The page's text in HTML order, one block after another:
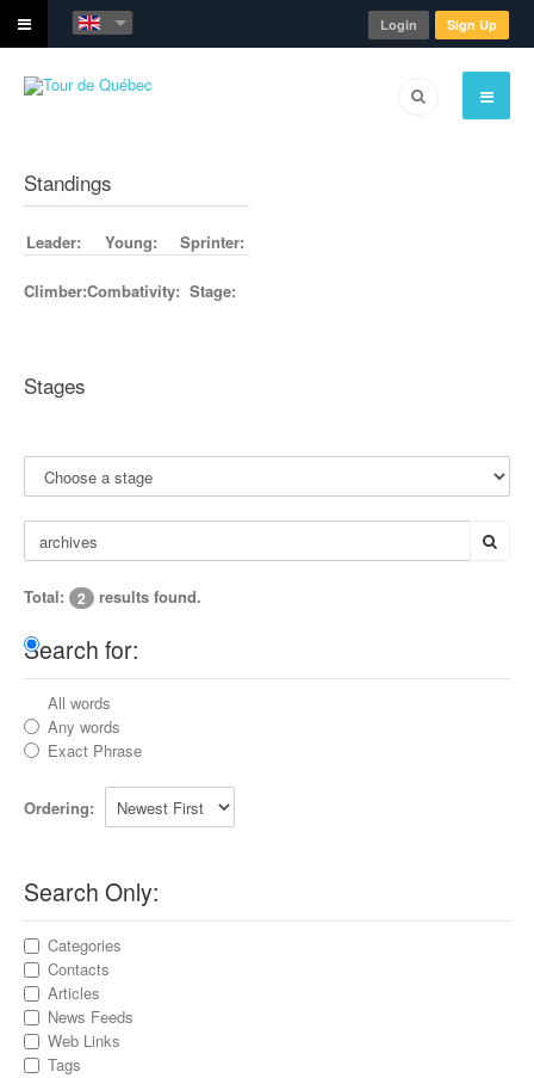
Login Sign Up
Standings
Leader: Young: Sprinter:
Climber:Combativity: Stage:
Stages
Total: 2 results found.
Search for:
All words
Any words
Exact Phrase
Ordering:
Search Only:
Categories
Contacts
Articles
News Feeds
Web Links
Tags